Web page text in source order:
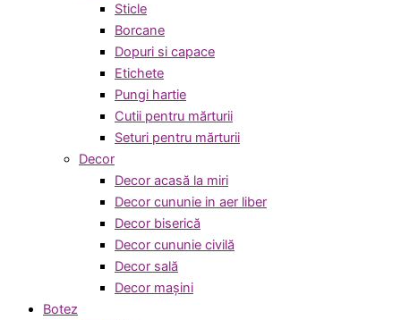
Sticle
Borcane
Dopuri si capace
Etichete
Pungi hartie
Cutii pentru mărturii
Seturi pentru mărturii
Decor
Decor acasă la miri
Decor cununie in aer liber
Decor biserică
Decor cununie civilă
Decor sală
Decor mașini
Botez